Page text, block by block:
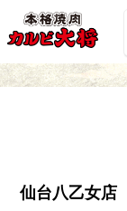
仙台八乙女店